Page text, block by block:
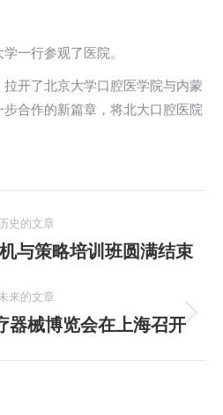
一行参观了医院。
开了北京大学口腔医学院与内蒙
合作的新篇章，将北大口腔医院
史的文章
历
的
文
与策略培训班圆满结束
来的文章
未
器械博览会在上海召开